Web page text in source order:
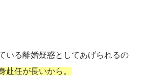
いる離婚疑惑としてあげられるの
赴任が長いから。